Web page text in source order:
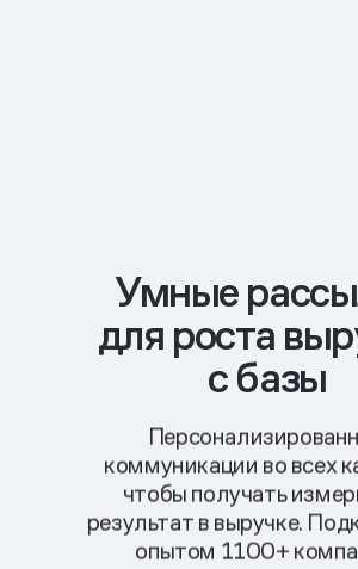
Умные
для роста
с базы
коммуникации во всех
чтобы получать
результат в выручке.
опытом 1100+